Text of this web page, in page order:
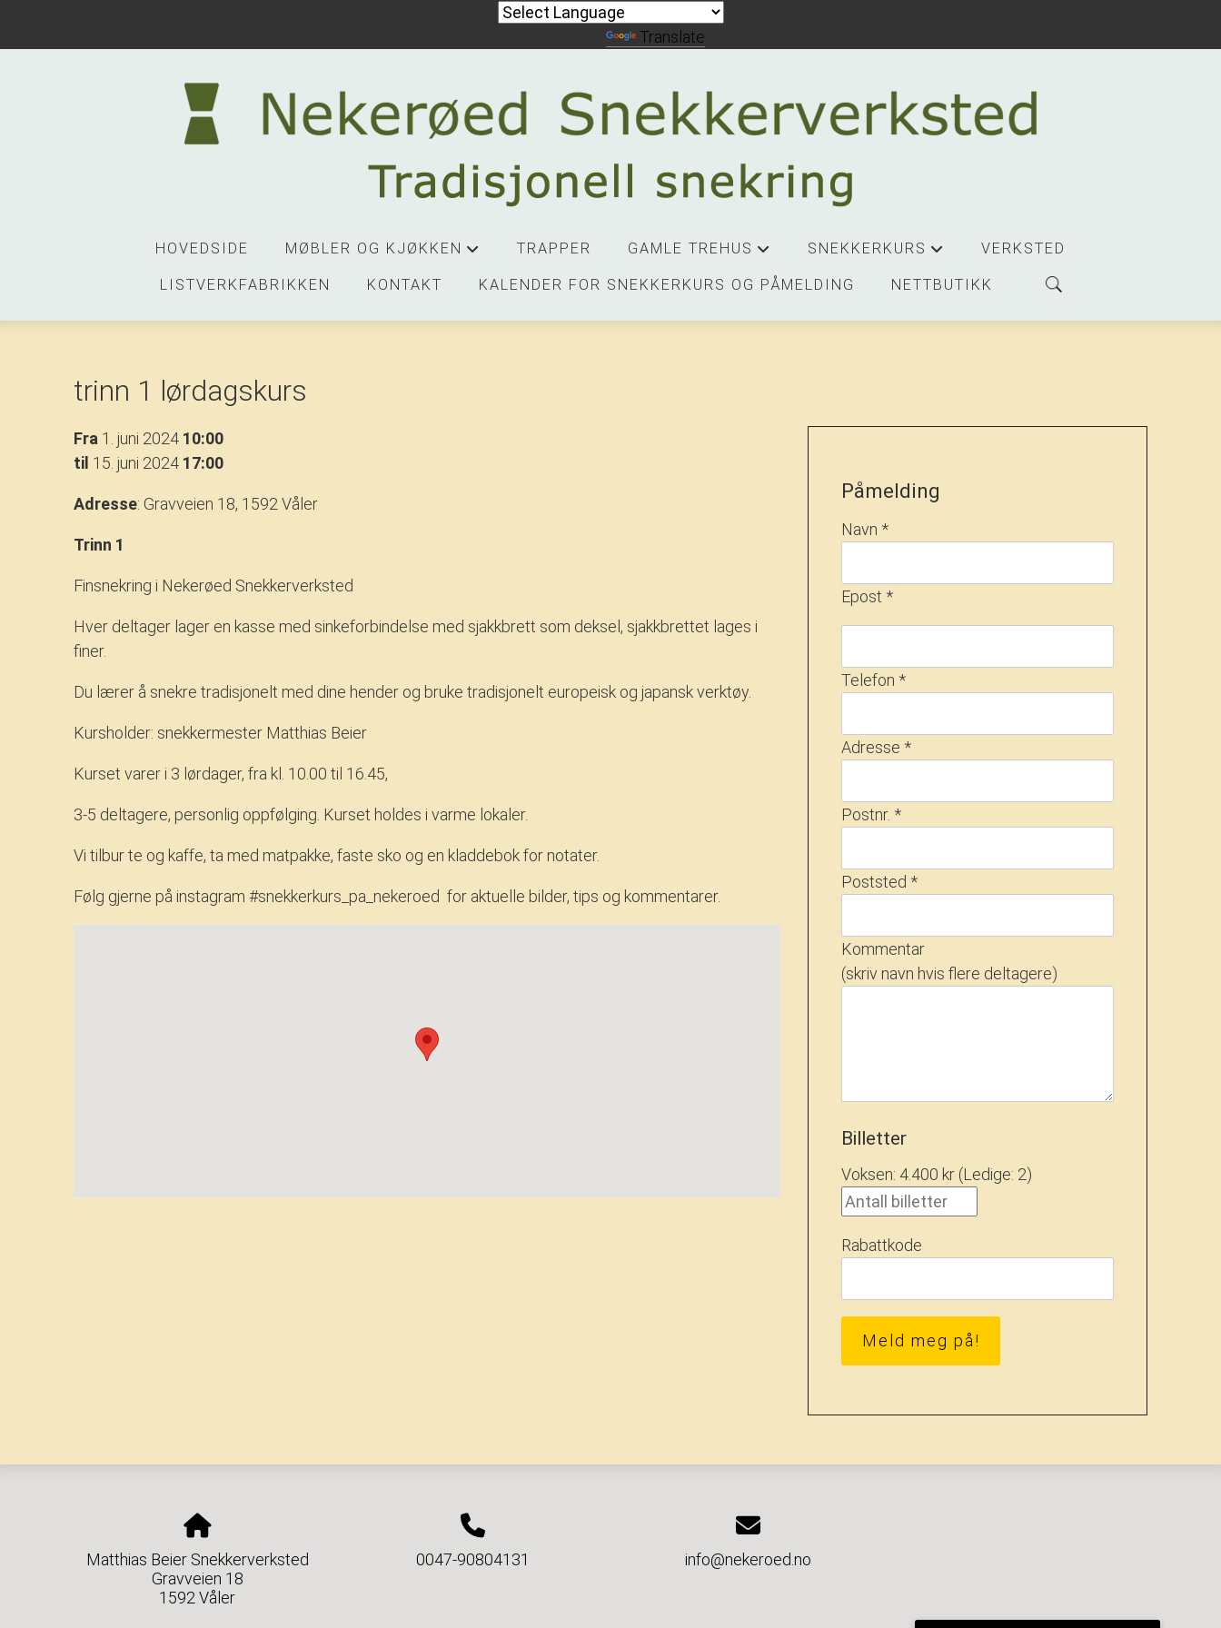
HOVEDSIDE MØBLER OG KJØKKEN TRAPPER GAMLE TREHUS SNEKKERKURS VERKSTED
LISTVERKFABRIKKEN KONTAKT KALENDER FOR SNEKKERKURS OG PÅMELDING NETTBUTIKK
trinn 1 lørdagskurs
Fra1. juni 2024 10:00
til 15. juni 2024 17:00
Adresse: Gravveien 18, 1592 Våler
Trinn 1
Finsnekring i Nekerøed Snekkerverksted
Hver deltager lager en kasse med sinkeforbindelse med sjakkbrett som deksel, sjakkbrettet lages i
finer.
Du lærer å snekre tradisjonelt med dine hender og bruke tradisjonelt europeisk og japansk verktøy.
Kursholder: snekkermester Matthias Beier
Kurset varer i 3 lørdager, fra kl. 10.00 til 16.45,
3-5 deltagere, personlig oppfølging. Kurset holdes i varme lokaler.
Vi tilbur te og kaffe, ta med matpakke, faste sko og en kladdebok for notater.
Følg gjerne på instagram #snekkerkurs_pa_nekeroed for aktuelle bilder, tips og kommentarer.
Påmelding
Navn *
Epost *
Telefon *
Adresse *
Postnr. *
Poststed *
Kommentar
(skriv navn hvis flere deltagere)
Billetter
Voksen: 4.400 kr (Ledige: 2)
Rabattkode
Meld meg på!
Translate
Matthias Beier Snekkerverksted
Gravveien 18
1592 Våler
0047-90804131 info@nekeroed.no